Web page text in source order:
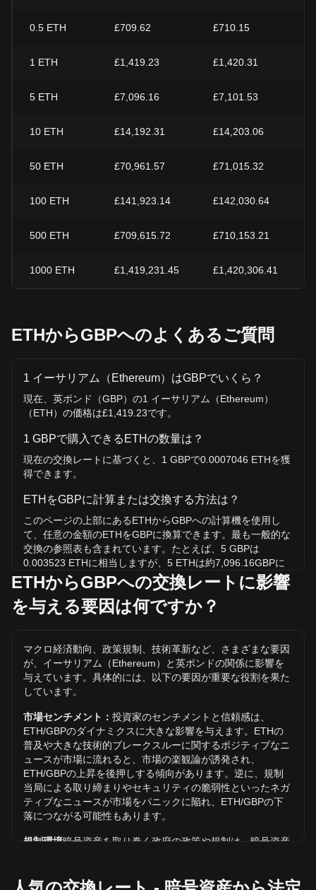
0.5 ETH £709.62 £710.15
1 ETH £1,419.23 £1,420.31
5 ETH £7,096.16 £7,101.53
10 ETH £14,192.31 £14,203.06
50 ETH £70,961.57 £71,015.32
100 ETH £141,923.14 £142,030.64
500 ETH £709,615.72 £710,153.21
1000 ETH £1,419,231.45 £1,420,306.41
ETHからGBPへのよくあるご質問
1 イーサリアム（Ethereum）はGBPでいくら？
現在、英ポンド（GBP）の1 イーサリアム（Ethereum）
（ETH）の価格は£1,419.23です。
1 GBPで購入できるETHの数量は？
現在の交換レートに基づくと、1 GBPで0.0007046 ETHを獲
得できます。
ETHをGBPに計算または交換する方法は？
このページの上部にあるETHからGBPへの計算機を使用し
て、任意の金額のETHをGBPに換算できます。最も一般的な
交換の参照表も含まれています。たとえば、5 GBPは
0.003523 ETHに相当しますが、5 ETHは約7,096.16GBPに
なります。
ETH/GBPの史上最高値は？
せん。
GBPでのイーサリアム（Ethereum）の価格動向は？
過去7日間で、イーサリアム（Ethereum）（ETH）の交換レ
ートは4.09%上昇しました。 先月、イーサリアム
（Ethereum）（ETH）の交換レートは、英ポンド（GBP）
に対して6.53%上昇しました。
ETHからGBPとはどういう意味ですか？
ETHからGBPとは、イーサリアム（ETH）と英ポンド
（GBP）の為替レートを指します。特定の時点で1 ETHが何
ポンドの価値を持つかを示します。
ETHからGBPへの価格はどのように決まりますか？
アムネットワークの発展、投資家心理、マクロ経済状況、そ
ETHからGBPへの交換レートに影響
を与える要因は何ですか？
マクロ経済動向、政策規制、技術革新など、さまざまな要因
が、イーサリアム（Ethereum）と英ポンドの関係に影響を
与えています。具体的には、以下の要因が重要な役割を果た
しています。
市場センチメント： 投資家のセンチメントと信頼感は、
ETH/GBPのダイナミクスに大きな影響を与えます。ETHの
普及や大きな技術的ブレークスルーに関するポジティブなニ
ュースが市場に流れると、市場の楽観論が誘発され、
ETH/GBPの上昇を後押しする傾向があります。逆に、規制
当局による取り締まりやセキュリティの脆弱性といったネガ
ティブなニュースが市場をパニックに陥れ、ETH/GBPの下
落につながる可能性もあります。
規制環境暗号資産を取り巻く政府の政策や規制は、暗号資産
規制は、暗号資産に対する投資家の信頼を高め、その価値を